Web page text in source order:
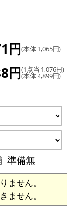
円(本体 1,065円)
円(1点当 1,076円)
(本体 4,899円)
準備無
ません。
ません。